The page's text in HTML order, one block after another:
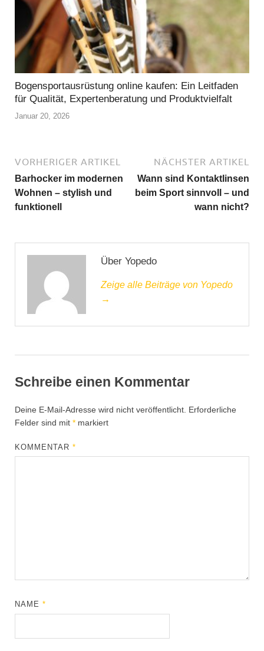
Bogensportausrüstung online kaufen: Ein Leitfaden
für Qualität, Expertenberatung und Produktvielfalt
Januar 20, 2026
VORHERIGER ARTIKEL
Barhocker im modernen
Wohnen – stylish und
funktionell
NÄCHSTER ARTIKEL
Wann sind Kontaktlinsen
beim Sport sinnvoll – und
wann nicht?
Über Yopedo
Zeige alle Beiträge von Yopedo
→
Schreibe einen Kommentar
Deine E-Mail-Adresse wird nicht veröffentlicht. Erforderliche
Felder sind mit * markiert
KOMMENTAR*
NAME*